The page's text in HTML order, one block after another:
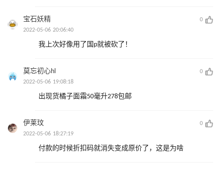
宝石妖精
0
2022-05-06 20:06:40
我上次好像用了国p就被砍了！
莫忘初心hl
0
2022-05-06 19:08:18
出现货橘子面霜50毫升278包邮
伊莱玟
0
2022-05-06 18:27:19
付款的时候折扣码就消失变成原价了，这是为啥